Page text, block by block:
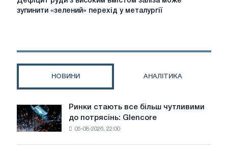
заліза
металургії
зупинити «зелений» перехід у металургії
НОВИНИ АНАЛІТИКА
Ринки
стають
все
Ринки стають все більш чутливими
до потрясінь: Glencore
05-08-2026, 22:00